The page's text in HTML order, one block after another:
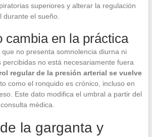
superiores y alterar la regulación
durante el sueño.
cambia en la práctica
no presenta somnolencia diurna ni
percibidas no está necesariamente fuera
regular de la presión arterial se vuelve
como el ronquido es crónico, incluso en
Este dato modifica el umbral a partir del
médica.
la garganta y